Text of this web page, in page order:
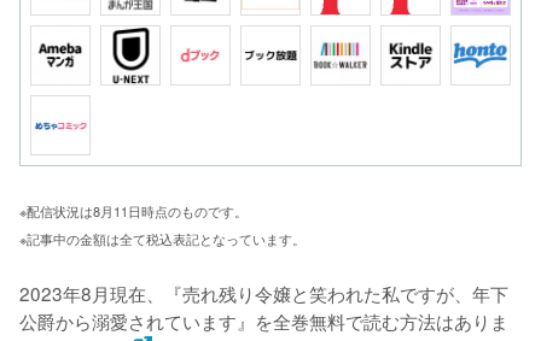
※配信状況は8月11日時点のものです。
※記事中の金額は全て税込表記となっています。
2023年8月現在、『売れ残り令嬢と笑われた私ですが、年下
公爵から溺愛されています』を全巻無料で読む方法はありま